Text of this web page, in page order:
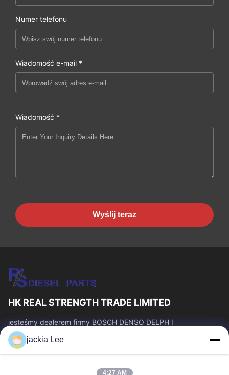
Numer telefonu
Wiadomość e-mail *
Wiadomość *
Wyślij teraz
HK REAL STRENGTH TRADE LIMITED
jesteśmy dealerem firmy BOSCH DENSO DELPH I
CATERPILLAR VOLVO CUMMINS TOYOTA ISUZU. Numer
WhatsApp: 0086 159 2067 9523.
Szybkie Linki
jackia Lee
4:27 AM